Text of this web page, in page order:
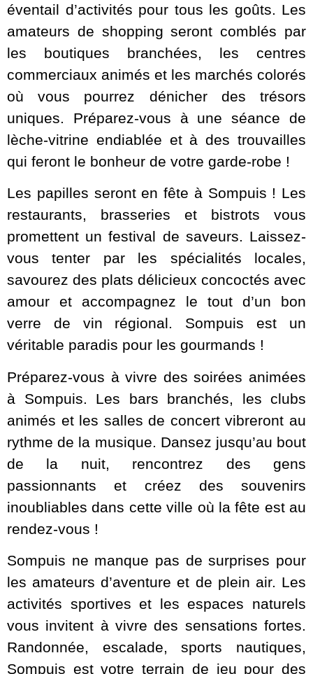
éventail d’activités pour tous les goûts. Les
amateurs de shopping seront comblés par
les boutiques branchées, les centres
commerciaux animés et les marchés colorés
où vous pourrez dénicher des trésors
uniques. Préparez-vous à une séance de
lèche-vitrine endiablée et à des trouvailles
qui feront le bonheur de votre garde-robe !
Les papilles seront en fête à Sompuis ! Les
restaurants, brasseries et bistrots vous
promettent un festival de saveurs. Laissez-
vous tenter par les spécialités locales,
savourez des plats délicieux concoctés avec
amour et accompagnez le tout d’un bon
verre de vin régional. Sompuis est un
véritable paradis pour les gourmands !
Préparez-vous à vivre des soirées animées
à Sompuis. Les bars branchés, les clubs
animés et les salles de concert vibreront au
rythme de la musique. Dansez jusqu’au bout
de la nuit, rencontrez des gens
passionnants et créez des souvenirs
inoubliables dans cette ville où la fête est au
rendez-vous !
Sompuis ne manque pas de surprises pour
les amateurs d’aventure et de plein air. Les
activités sportives et les espaces naturels
vous invitent à vivre des sensations fortes.
Randonnée, escalade, sports nautiques,
Sompuis est votre terrain de jeu pour des